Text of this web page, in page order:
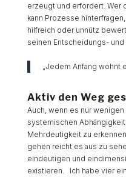
erzeugt und erfordert. Wer
kann Prozesse
hilfreich oder unnütz
seinen Entscheidungs-
„Jedem Anfang wohnt
Aktiv den Weg
Auch, wenn es nur
systemischen
Mehrdeutigkeit zu
gehen reicht es aus zu
eindeutigen und
existieren. Ich habe vier